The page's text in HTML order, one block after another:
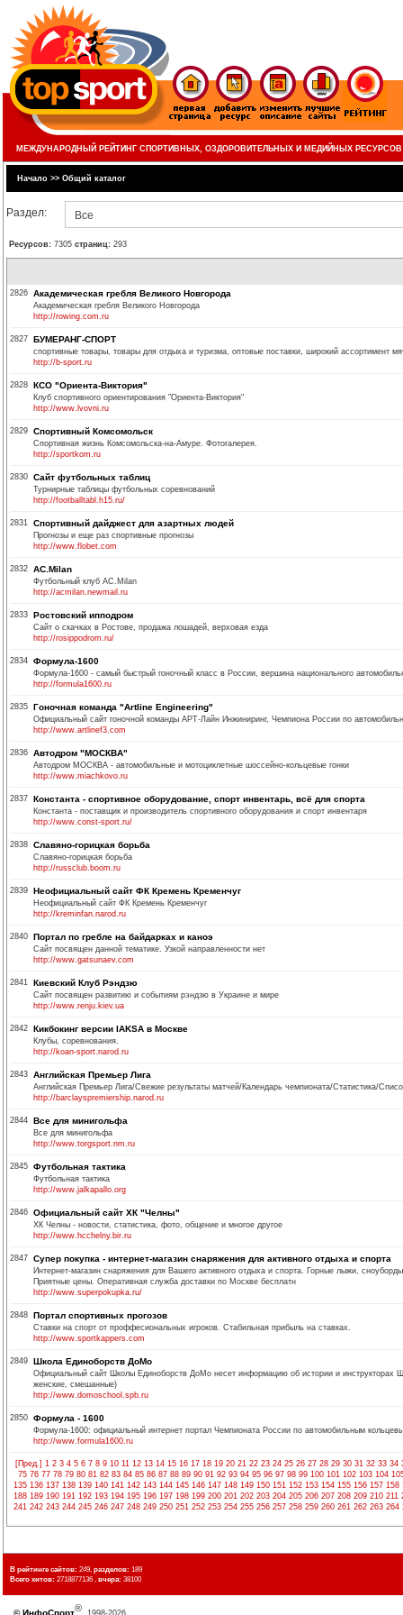
МЕЖДУНАРОДНЫЙ РЕЙТИНГ СПОРТИВНЫХ, ОЗДОРОВИТЕЛЬНЫХ И МЕДИЙНЫХ РЕСУРСОВ
Начало >> Общий каталог
Раздел: Все
Ресурсов: 7305 страниц: 293
2826 Академическая гребля Великого Новгорода
Академическая гребля Великого Новгорода
http://rowing.com.ru
2827 БУМЕРАНГ-СПОРТ
спортивные товары, товары для отдыха и туризма, оптовые поставки, широкий ассортимент
http://b-sport.ru
2828 КСО "Ориента-Виктория"
Клуб спортивного ориентирования "Ориента-Виктория"
http://www.lvovni.ru
2829 Спортивный Комсомольск
Спортивная жизнь Комсомольска-на-Амуре. Фотогалерея.
http://sportkom.ru
2830 Сайт футбольных таблиц
Турнирные таблицы футбольных соревнований
http://footballtabl.h15.ru/
2831 Спортивный дайджест для азартных людей
Прогнозы и еще раз спортивные прогнозы
http://www.flobet.com
2832 AC.Milan
Футбольный клуб AC.Milan
http://acmilan.newmail.ru
2833 Ростовский ипподром
Сайт о скачках в Ростове, продажа лошадей, верховая езда
http://rosippodrom.ru/
2834 Формула-1600
Формула-1600 - самый быстрый гоночный класс в России, вершина национального
http://formula1600.ru
2835 Гоночная команда "Artline Engineering"
Официальный сайт гоночной команды АРТ-Лайн Инжиниринг, Чемпиона России по
http://www.artlinef3.com
2836 Автодром "МОСКВА"
Автодром МОСКВА - автомобильные и мотоциклетные шоссейно-кольцевые гонки
http://www.miachkovo.ru
2837 Константа - спортивное оборудование, спорт инвентарь, всё для спорта
Константа - поставщик и производитель спортивного оборудования и спорт инвентаря
http://www.const-sport.ru/
2838 Славяно-горицкая борьба
Славяно-горицкая борьба
http://russclub.boom.ru
2839 Неофициальный сайт ФК Кремень Кременчуг
Неофициальный сайт ФК Кремень Кременчуг
http://kreminfan.narod.ru
2840 Портал по гребле на байдарках и каноэ
Сайт посвящен данной тематике. Узкой направленности нет
http://www.gatsunaev.com
2841 Киевский Клуб Рэндзю
Сайт посвящен развитию и событиям рэндзю в Украине и мире
http://www.renju.kiev.ua
2842 Кикбокинг версии IAKSA в Москве
Клубы, соревнования.
http://koan-sport.narod.ru
2843 Английская Премьер Лига
Английская Премьер Лига/Свежие результаты матчей/Календарь чемпионата/Статистика/
http://barclayspremiership.narod.ru
2844 Все для минигольфа
Все для минигольфа
http://www.torgsport.nm.ru
2845 Футбольная тактика
Футбольная тактика
http://www.jalkapallo.org
2846 Официальный сайт ХК "Челны"
ХК Челны - новости, статистика, фото, общение и многое другое
http://www.hcchelny.bir.ru
2847 Супер покупка - интернет-магазин снаряжения для активного отдыха и спорта
Интернет-магазин снаряжения для Вашего активного отдыха и спорта. Горные лыжи,
Приятные цены. Оперативная служба доставки по Москве бесплатн
http://www.superpokupka.ru/
2848 Портал спортивных прогозов
Ставки на спорт от проффесиональных игроков. Стабильная прибыль на ставках.
http://www.sportkappers.com
2849 Школа Единоборств ДоМо
Официальный сайт Школы Единоборств ДоМо несет информацию об истории и инструкторах
женские, смешанные)
http://www.domoschool.spb.ru
2850 Формула - 1600
Формула-1600: официальный интернет портал Чемпионата России по автомобильным
http://www.formula1600.ru
[Пред.] 1 2 3 4 5 6 7 8 9 10 11 12 13 14 15 16 17 18 19 20 21 22 23 24 25 26 27 28 29 30 31 32 33 34
75 76 77 78 79 80 81 82 83 84 85 86 87 88 89 90 91 92 93 94 95 96 97 98 99 100 101 102 103 104
135 136 137 138 139 140 141 142 143 144 145 146 147 148 149 150 151 152 153 154 155 156 157 158
188 189 190 191 192 193 194 195 196 197 198 199 200 201 202 203 204 205 206 207 208 209 210 211
241 242 243 244 245 246 247 248 249 250 251 252 253 254 255 256 257 258 259 260 261 262 263 264
В рейтинге сайтов: 249, разделов: 189
Всего хитов: 2718877136 , вчера: 38100
© ИнфоСпорт®
, 1998-2026